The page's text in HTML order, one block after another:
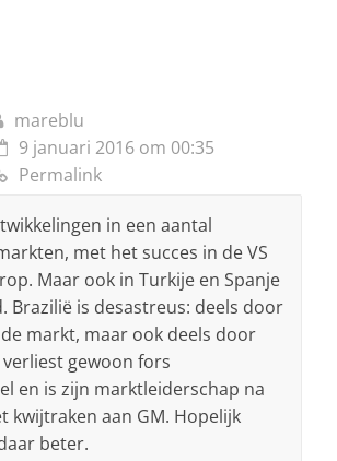
mareblu
9 januari 2016 om 00:35
Permalink
in een aantal
met het succes in de VS
Maar ook in Turkije en Spanje
Brazilië is desastreus: deels door
markt, maar ook deels door
verliest gewoon fors
en is zijn marktleiderschap na
kwijtraken aan GM. Hopelijk
beter.